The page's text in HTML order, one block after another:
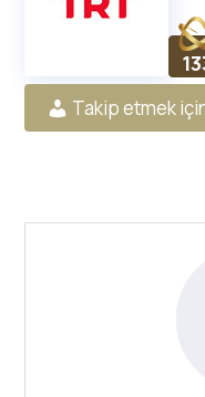
Takip etmek